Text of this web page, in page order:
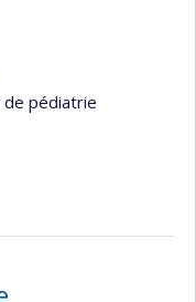
de pédiatrie